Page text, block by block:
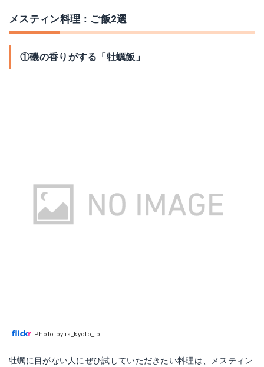
メスティン料理：ご飯2選
①磯の香りがする「牡蠣飯」
Photo by is_kyoto_jp
牡蠣に目がない人にぜひ試していただきたい料理は、メスティン